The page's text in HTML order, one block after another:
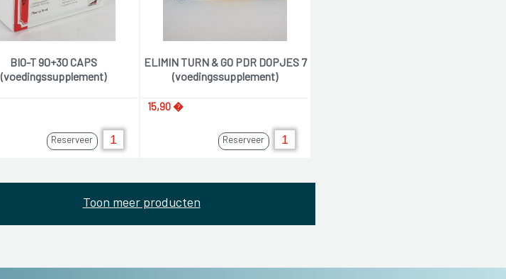
BIO-T 90+30 CAPS
(voedingssupplement)
Reserveer
ELIMIN TURN & GO PDR DOPJES 7
(voedingssupplement)
15,90 �
Reserveer
Toon meer producten